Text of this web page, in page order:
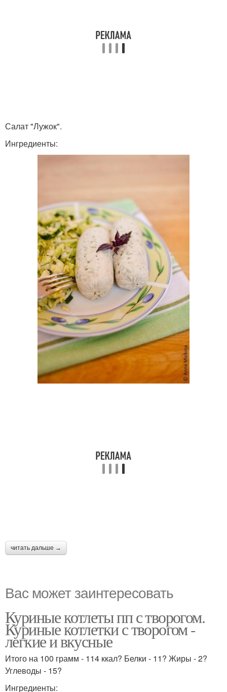
Салат "Лужок".
Ингредиенты:
читать дальше →
Вас может заинтересовать
Куриные котлеты пп с творогом.
Куриные котлетки с творогом -
легкие и вкусные
Итого на 100 грамм - 114 ккал? Белки - 11? Жиры - 2?
Углеводы - 15?
Ингредиенты: